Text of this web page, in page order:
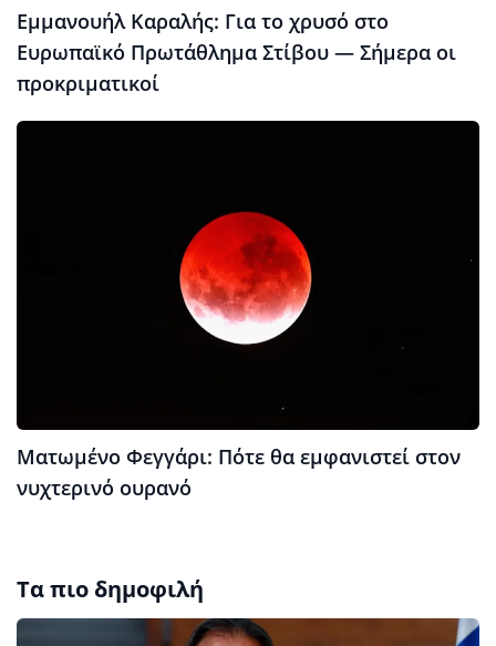
Εμμανουήλ Καραλής: Για το χρυσό στο
Ευρωπαϊκό Πρωτάθλημα Στίβου — Σήμερα οι
προκριματικοί
Ματωμένο Φεγγάρι: Πότε θα εμφανιστεί στον
νυχτερινό ουρανό
Τα πιο δημοφιλή